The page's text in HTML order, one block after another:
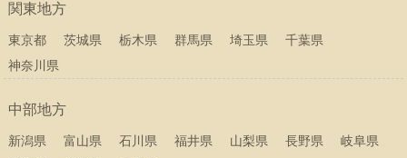
関東地方
東京都 茨城県 栃木県 群馬県 埼玉県
千葉県
神奈川県
中部地方
新潟県 富山県 石川県 福井県 山梨県 長野県
岐阜県